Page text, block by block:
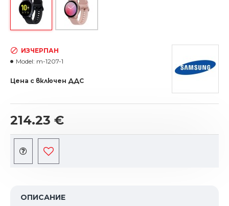
214.23 €
ИЗЧЕРПАН
Model: m-1207-1
Цена с включен ДДС
ОПИСАНИЕ